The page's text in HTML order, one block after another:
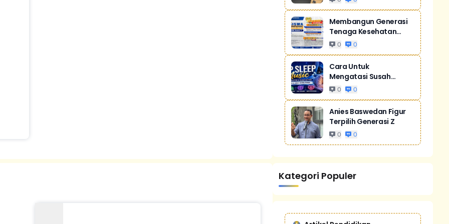
Membangun Generasi
Tenaga Kesehatan
Unggul Dan Men...
0 0
Cara Untuk
Mengatasi Susah
Tidur Akibat Stres
0 0
Anies Baswedan Figur
Terpilih Generasi Z
0 0
Kategori Populer